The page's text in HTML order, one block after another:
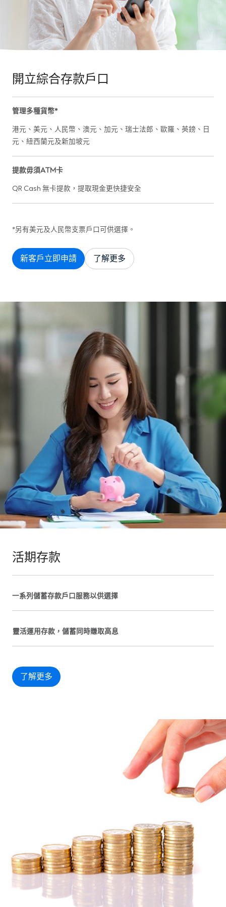
開立綜合存款戶口
管理多種貨幣*
港元、美元、人民幣、澳元、加元、瑞士法郎、歐羅、英鎊、日
元、紐西蘭元及新加坡元
提款毋須ATM卡
QR Cash 無卡提款，提取現金更快捷安全
*另有美元及人民幣支票戶口可供選擇。
新客戶立即申請 了解更多
活期存款
一系列儲蓄存款戶口服務以供選擇
靈活運用存款，儲蓄同時賺取高息
了解更多